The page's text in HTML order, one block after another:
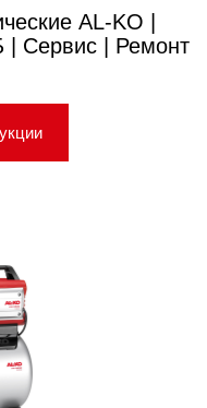
AL-KO |
| Сервис | Ремонт